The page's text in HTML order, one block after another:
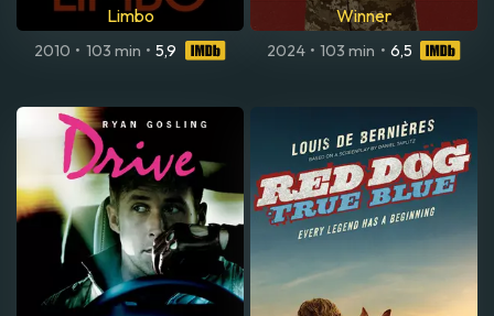
Limbo
2010 • 103 min • 5,9
Winner
2024 • 103 min • 6,5